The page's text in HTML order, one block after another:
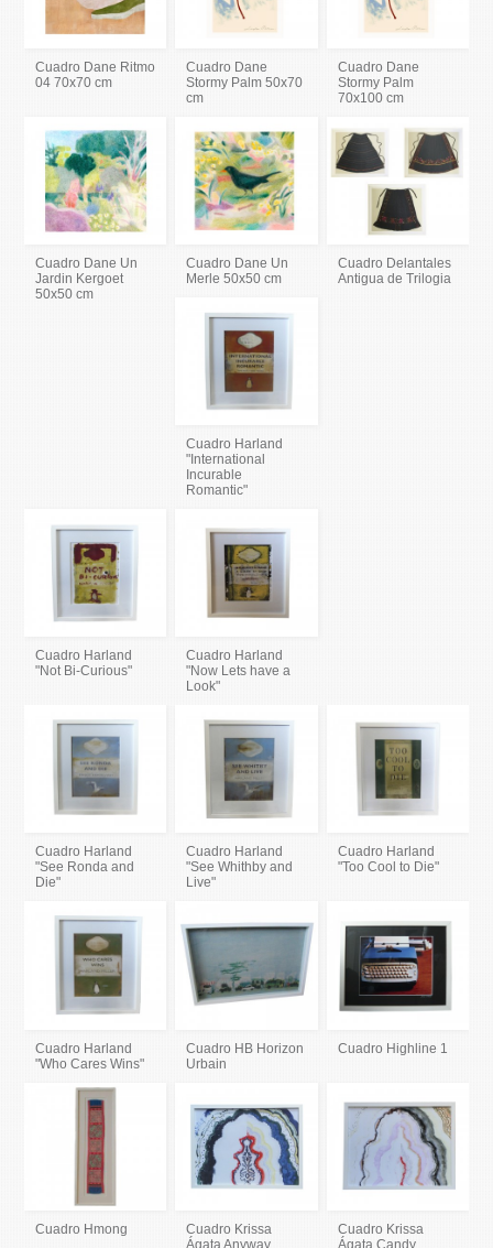
Cuadro Dane Ritmo
04 70x70 cm
Cuadro Dane
Stormy Palm 50x70
cm
Cuadro Dane
Stormy Palm
70x100 cm
Cuadro Dane Un
Jardin Kergoet
50x50 cm
Cuadro Dane Un
Merle 50x50 cm
Cuadro Delantales
Antigua de Trilogia
Cuadro Harland
"International
Incurable
Romantic"
Cuadro Harland
"Not Bi-Curious"
Cuadro Harland
"Now Lets have a
Look"
Cuadro Harland
"See Ronda and
Die"
Cuadro Harland
"See Whithby and
Live"
Cuadro Harland
"Too Cool to Die"
Cuadro Harland
"Who Cares Wins"
Cuadro HB Horizon
Urbain
Cuadro Highline 1
Cuadro Hmong
Cuadro Krissa
Ágata Anyway
Cuadro Krissa
Ágata Candy